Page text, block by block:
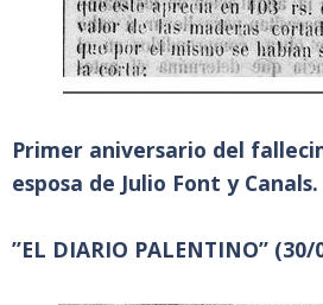
Primer aniversario del
esposa de Julio Font y Canals.
”EL DIARIO PALENTINO” (30/